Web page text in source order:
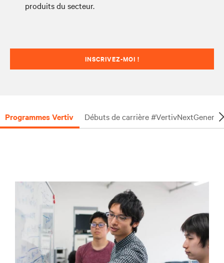
produits du secteur.
INSCRIVEZ-MOI !
Programmes Vertiv Débuts de carrière